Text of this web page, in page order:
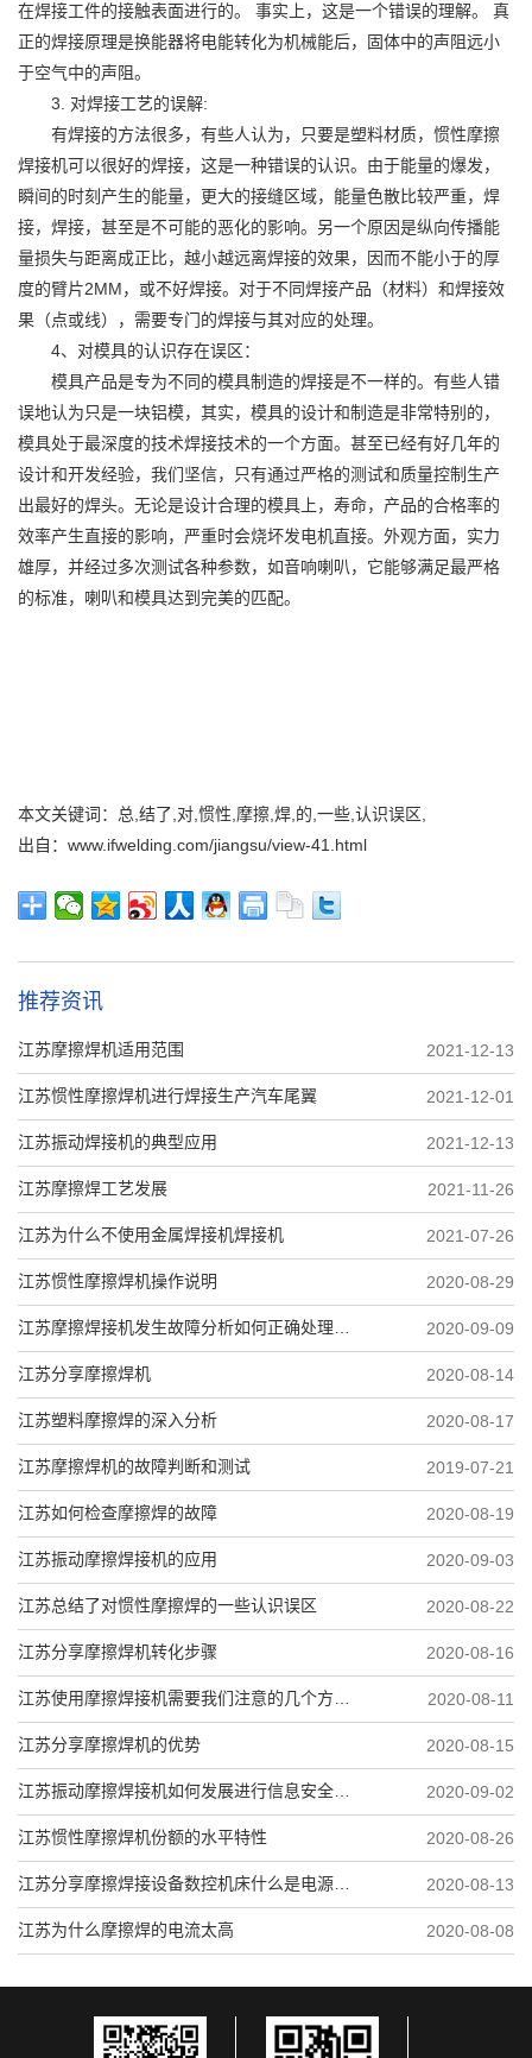
在焊接工件的接触表面进行的。 事实上，这是一个错误的理解。 真
正的焊接原理是换能器将电能转化为机械能后，固体中的声阻远小
于空气中的声阻。
3. 对焊接工艺的误解:
有焊接的方法很多，有些人认为，只要是塑料材质，惯性摩擦
焊接机可以很好的焊接，这是一种错误的认识。由于能量的爆发，
瞬间的时刻产生的能量，更大的接缝区域，能量色散比较严重，焊
接，焊接，甚至是不可能的恶化的影响。另一个原因是纵向传播能
量损失与距离成正比，越小越远离焊接的效果，因而不能小于的厚
度的臂片2MM，或不好焊接。对于不同焊接产品（材料）和焊接效
果（点或线），需要专门的焊接与其对应的处理。
4、对模具的认识存在误区：
模具产品是专为不同的模具制造的焊接是不一样的。有些人错
误地认为只是一块铝模，其实，模具的设计和制造是非常特别的，
模具处于最深度的技术焊接技术的一个方面。甚至已经有好几年的
设计和开发经验，我们坚信，只有通过严格的测试和质量控制生产
出最好的焊头。无论是设计合理的模具上，寿命，产品的合格率的
效率产生直接的影响，严重时会烧坏发电机直接。外观方面，实力
雄厚，并经过多次测试各种参数，如音响喇叭，它能够满足最严格
的标准，喇叭和模具达到完美的匹配。
本文关键词：总,结了,对,惯性,摩擦,焊,的,一些,认识误区,
出自：www.ifwelding.com/jiangsu/view-41.html
推荐资讯
江苏摩擦焊机适用范围 2021-12-13
江苏惯性摩擦焊机进行焊接生产汽车尾翼 2021-12-01
江苏振动焊接机的典型应用 2021-12-13
江苏摩擦焊工艺发展 2021-11-26
江苏为什么不使用金属焊接机焊接机 2021-07-26
江苏惯性摩擦焊机操作说明 2020-08-29
2020-09-09
江苏分享摩擦焊机 2020-08-14
江苏塑料摩擦焊的深入分析 2020-08-17
江苏摩擦焊机的故障判断和测试 2019-07-21
江苏如何检查摩擦焊的故障 2020-08-19
江苏振动摩擦焊接机的应用 2020-09-03
江苏总结了对惯性摩擦焊的一些认识误区 2020-08-22
江苏分享摩擦焊机转化步骤 2020-08-16
2020-08-11
江苏分享摩擦焊机的优势 2020-08-15
2020-09-02
江苏惯性摩擦焊机份额的水平特性 2020-08-26
2020-08-13
江苏为什么摩擦焊的电流太高 2020-08-08